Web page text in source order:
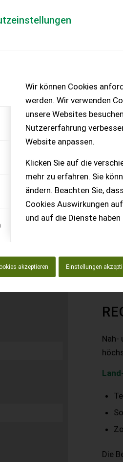
Wir können Cookies
werden. Wir verwenden
unsere Websites
Nutzererfahrung
Website anpassen.
Klicken Sie auf die
mehr zu erfahren. Sie
ändern. Beachten Sie,
Cookies Auswirkungen
und auf die Dienste
akzeptieren Einstellungen
KEINE
Funk •
1....
Nah-
Die